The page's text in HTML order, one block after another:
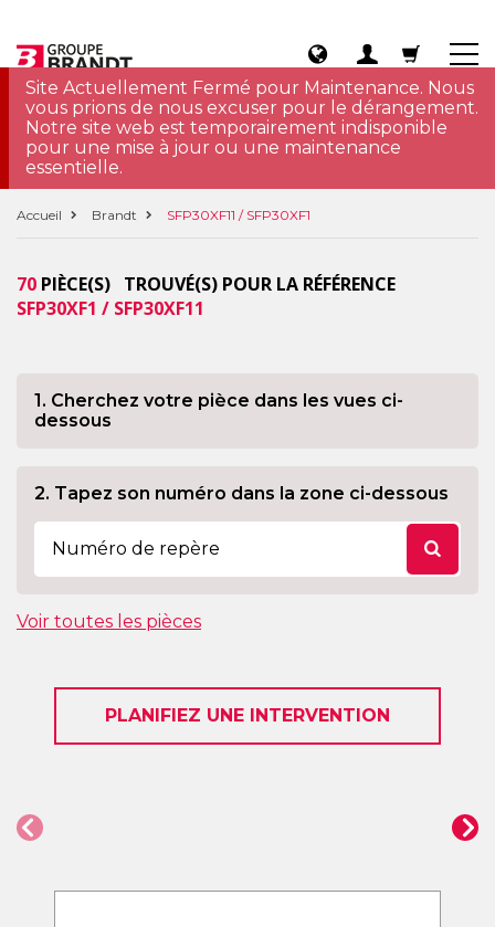
Site Actuellement Fermé pour Maintenance. Nous
vous prions de nous excuser pour le dérangement.
Notre site web est temporairement indisponible
pour une mise à jour ou une maintenance
essentielle.
Accueil Brandt SFP30XF11 / SFP30XF1
70 PIÈCE(S) TROUVÉ(S) POUR LA RÉFÉRENCE
SFP30XF1 / SFP30XF11
1. Cherchez votre pièce dans les vues ci-
dessous
2. Tapez son numéro dans la zone ci-dessous
Voir toutes les pièces
PLANIFIEZ UNE INTERVENTION